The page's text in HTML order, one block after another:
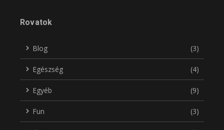
Rovatok
Blog (3)
Egészség (4)
Egyéb (9)
Fun (3)